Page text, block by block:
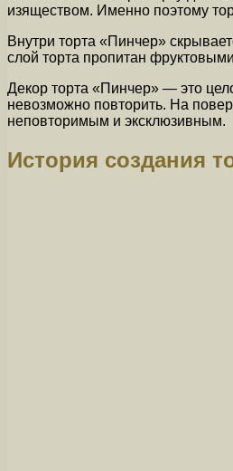
изяществом. Именно поэтому
Внутри торта «Пинчер»
слой торта пропитан
Декор торта «Пинчер» — это
невозможно повторить. На
неповторимым и эксклюзивным.
История создания